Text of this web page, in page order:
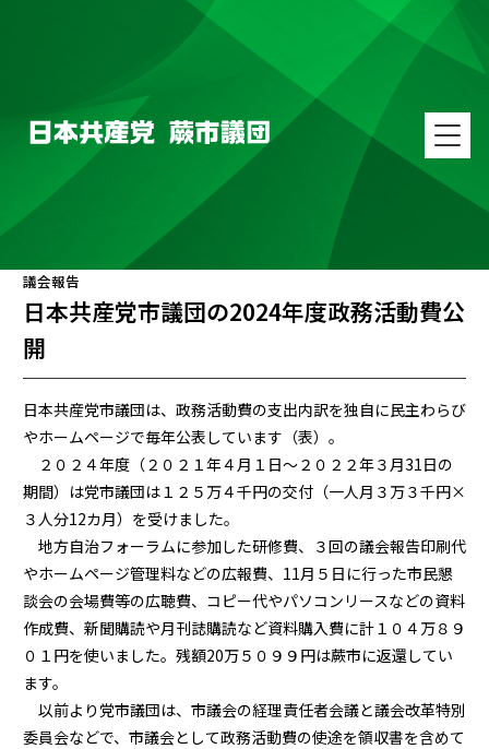
議会報告
日本共産党市議団の2024年度政務活動費公
開
日本共産党市議団は、政務活動費の支出内訳を独自に民主わらび
やホームページで毎年公表しています（表）。
２０２４年度（２０２１年４月１日～２０２２年３月31日の
期間）は党市議団は１２５万４千円の交付（一人月３万３千円×
３人分12カ月）を受けました。
地方自治フォーラムに参加した研修費、３回の議会報告印刷代
やホームページ管理料などの広報費、11月５日に行った市民懇
談会の会場費等の広聴費、コピー代やパソコンリースなどの資料
作成費、新聞購読や月刊誌購読など資料購入費に計１０４万８９
０１円を使いました。残額20万５０９９円は蕨市に返還してい
ます。
以前より党市議団は、市議会の経理責任者会議と議会改革特別
委員会などで、市議会として政務活動費の使途を領収書を含めて